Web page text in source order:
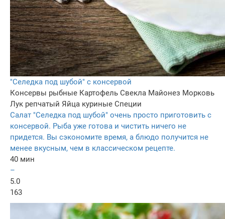
"Селедка под шубой" с консервой
Консервы рыбные Картофель Свекла Майонез Морковь
Лук репчатый Яйца куриные Специи
Салат "Селедка под шубой" очень просто приготовить с
консервой. Рыба уже готова и чистить ничего не
придется. Вы сэкономите время, а блюдо получится не
менее вкусным, чем в классическом рецепте.
40 мин
–
5.0
163